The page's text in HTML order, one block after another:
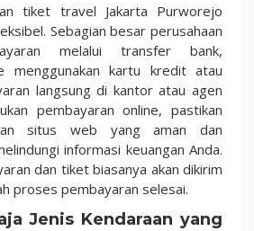
tiket travel Jakarta Purworejo
Sebagian besar perusahaan
melalui transfer bank,
menggunakan kartu kredit atau
langsung di kantor atau agen
pembayaran online, pastikan
situs web yang aman dan
informasi keuangan Anda.
dan tiket biasanya akan dikirim
proses pembayaran selesai.
Jenis Kendaraan yang